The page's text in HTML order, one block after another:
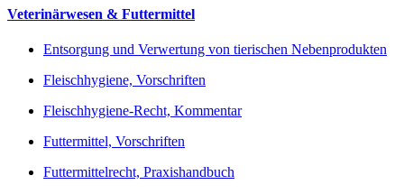
Veterinärwesen & Futtermittel
Entsorgung und Verwertung von tierischen Nebenprodukten
Fleischhygiene, Vorschriften
Fleischhygiene-Recht, Kommentar
Futtermittel, Vorschriften
Futtermittelrecht, Praxishandbuch